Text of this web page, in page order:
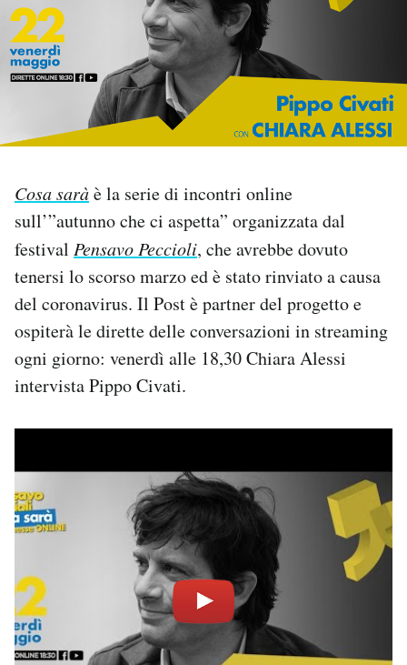
PODCAST
NEWSLETTER
SHOP
CALENDARIO
AREA PERSONALE
Area Personale
Notifiche mobile
Hai bisogno di aiuto?
Cosa saràè la serie di incontri online
sull’”autunno che ci aspetta” organizzata dal
festival Pensavo Peccioli, che avrebbe dovuto
tenersi lo scorso marzo ed è stato rinviato a causa
del coronavirus. Il Post è partner del progetto e
ospiterà le dirette delle conversazioni in streaming
ogni giorno: venerdì alle 18,30 Chiara Alessi
intervista Pippo Civati.